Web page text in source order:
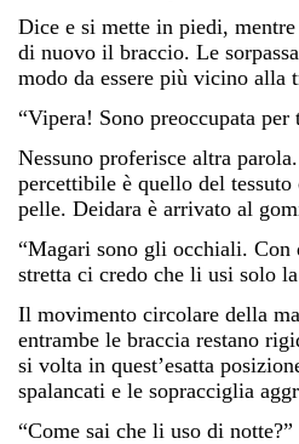
Dice e si mette in piedi,
di nuovo il braccio. Le
modo da essere più vicino alla
“Vipera! Sono preoccupata per
Nessuno proferisce altra
percettibile è quello del tessuto
pelle. Deidara è arrivato al
“Magari sono gli occhiali. Con
stretta ci credo che li usi solo
Il movimento circolare della
entrambe le braccia restano
si volta in quest’esatta
spalancati e le sopracciglia
“Come sai che li uso di notte?”